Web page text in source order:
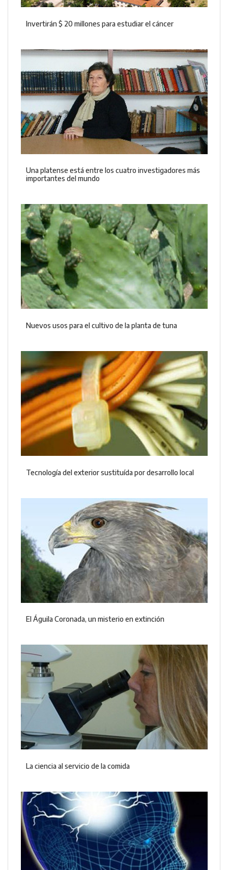
Invertirán $ 20 millones para estudiar el cáncer
Una platense está entre los cuatro investigadores más
importantes del mundo
Nuevos usos para el cultivo de la planta de tuna
Tecnología del exterior sustituída por desarrollo local
El Águila Coronada, un misterio en extinción
La ciencia al servicio de la comida